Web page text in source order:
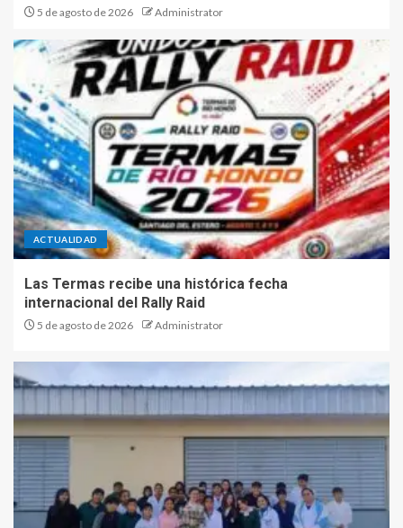
5 de agosto de 2026 Administrator
ACTUALIDAD
Las Termas recibe una histórica fecha
internacional del Rally Raid
5 de agosto de 2026 Administrator